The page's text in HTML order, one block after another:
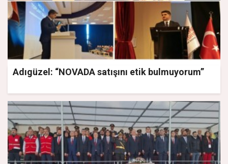
Adıgüzel: “NOVADA satışını etik bulmuyorum”